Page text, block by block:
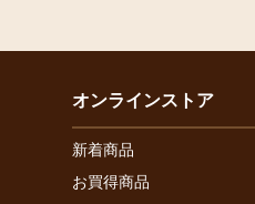
オンラインストア
新着商品
お買得商品